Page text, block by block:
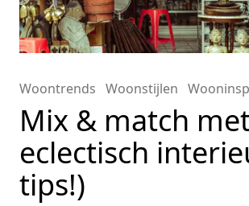
Woontrends Woonstijlen
Mix & match
eclectisch
tips!)